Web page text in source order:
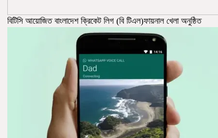
বিটিসি আয়োজিত বাংলাদেশ ক্রিকেট লিগ (বি টিএল)ফায়নাল খেলা অনুষ্ঠিত